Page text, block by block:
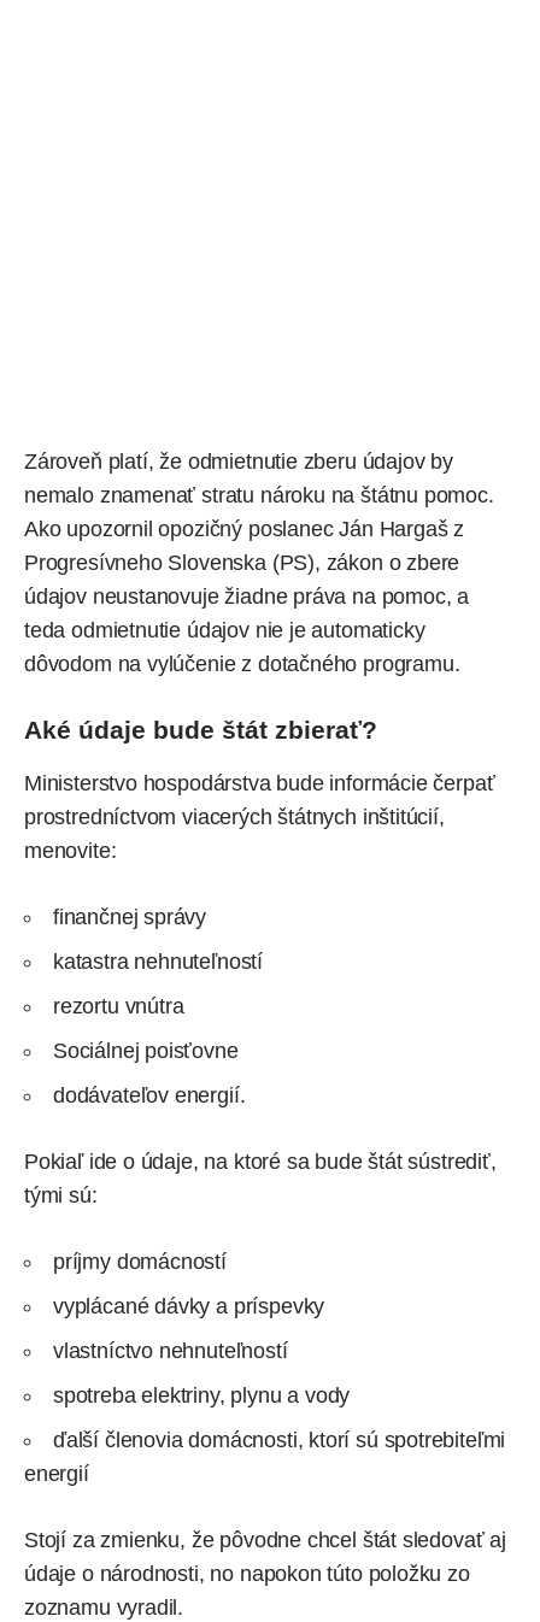
Zároveň platí, že odmietnutie zberu údajov by
nemalo znamenať stratu nároku na štátnu pomoc.
Ako upozornil opozičný poslanec Ján Hargaš z
Progresívneho Slovenska (PS), zákon o zbere
údajov neustanovuje žiadne práva na pomoc, a
teda odmietnutie údajov nie je automaticky
dôvodom na vylúčenie z dotačného programu.
Aké údaje bude štát zbierať?
Ministerstvo hospodárstva bude informácie čerpať
prostredníctvom viacerých štátnych inštitúcií,
menovite:
finančnej správy
katastra nehnuteľností
rezortu vnútra
Sociálnej poisťovne
dodávateľov energií.
Pokiaľ ide o údaje, na ktoré sa bude štát sústrediť,
tými sú:
príjmy domácností
vyplácané dávky a príspevky
vlastníctvo nehnuteľností
spotreba elektriny, plynu a vody
ďalší členovia domácnosti, ktorí sú spotrebiteľmi
energií
Stojí za zmienku, že pôvodne chcel štát sledovať aj
údaje o národnosti, no napokon túto položku zo
zoznamu vyradil.